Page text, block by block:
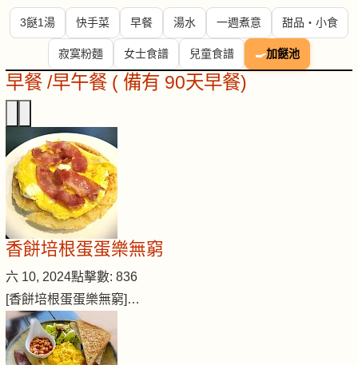
3餸1湯 快手菜 早餐 湯水 一週煮意 甜品・小食
寂寞粉麵 女士食譜 兒童食譜 🍳加餸池
早餐 /早午餐 ( 備有 90天早餐)
香餅培根蛋蛋樂無窮
六 10, 2024點擊數: 836
[香餅培根蛋蛋樂無窮]…